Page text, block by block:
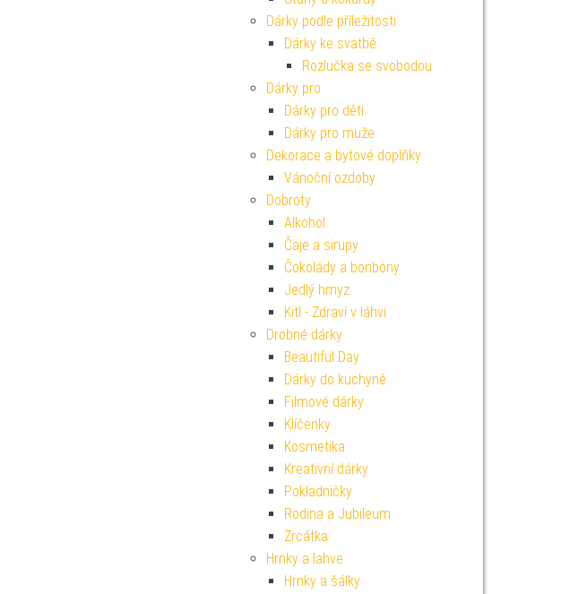
Dárky podle příležitosti
Dárky ke svatbě
Rozlučka se svobodou
Dárky pro
Dárky pro děti
Dárky pro muže
Dekorace a bytové doplňky
Vánoční ozdoby
Dobroty
Alkohol
Čaje a sirupy
Čokolády a bonbóny
Jedlý hmyz
Kitl - Zdraví v láhvi
Drobné dárky
Beautiful Day
Dárky do kuchyně
Filmové dárky
Klíčenky
Kosmetika
Kreativní dárky
Pokladničky
Rodina a Jubileum
Zrcátka
Hrnky a lahve
Hrnky a šálky